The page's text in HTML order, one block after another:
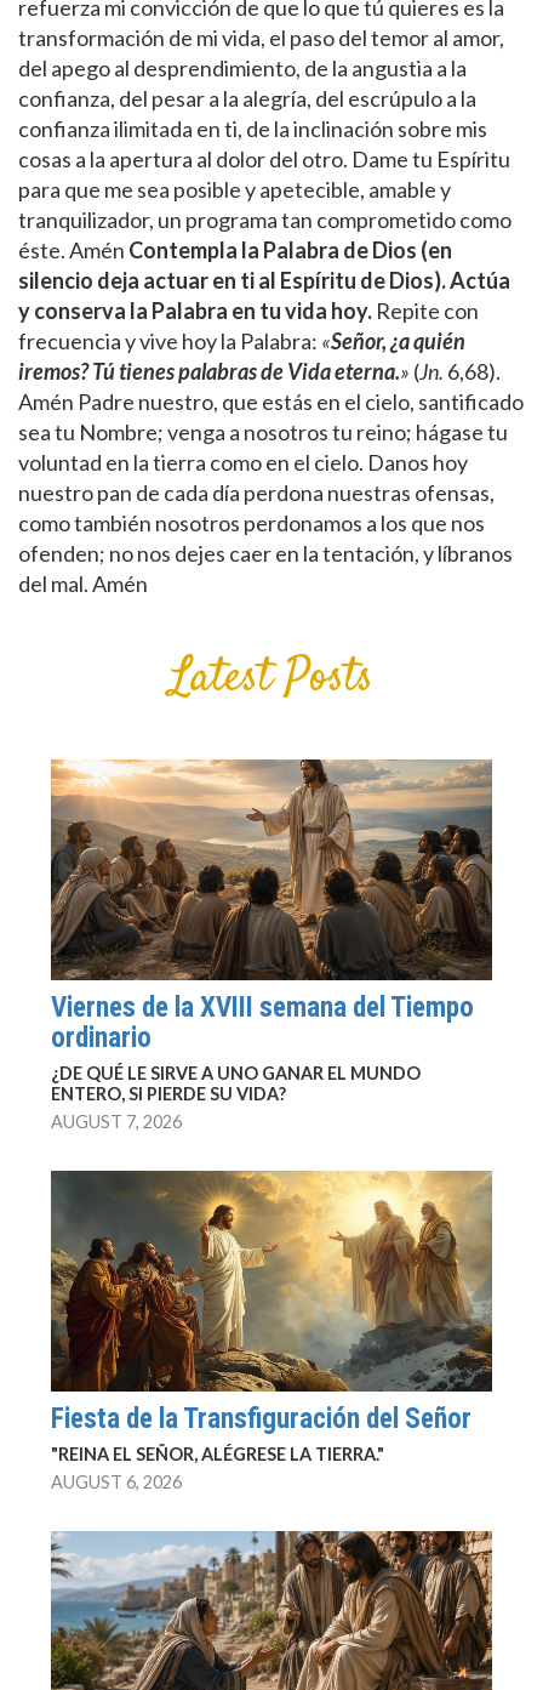
refuerza mi convicción de que lo que tú quieres es la
transformación de mi vida, el paso del temor al amor,
del apego al desprendimiento, de la angustia a la
confianza, del pesar a la alegría, del escrúpulo a la
confianza ilimitada en ti, de la inclinación sobre mis
cosas a la apertura al dolor del otro. Dame tu Espíritu
para que me sea posible y apetecible, amable y
tranquilizador, un programa tan comprometido como
éste. Amén Contempla la Palabra de Dios (en
silencio deja actuar en ti al Espíritu de Dios). Actúa
y conserva la Palabra en tu vida hoy. Repite con
frecuencia y vive hoy la Palabra: «Señor, ¿a quién
iremos? Tú tienes palabras de Vida eterna.» (Jn. 6,68).
Amén Padre nuestro, que estás en el cielo, santificado
sea tu Nombre; venga a nosotros tu reino; hágase tu
voluntad en la tierra como en el cielo. Danos hoy
nuestro pan de cada día perdona nuestras ofensas,
como también nosotros perdonamos a los que nos
ofenden; no nos dejes caer en la tentación, y líbranos
del mal. Amén
Latest Posts
Viernes de la XVIII semana del Tiempo
ordinario
¿DE QUÉ LE SIRVE A UNO GANAR EL MUNDO
ENTERO, SI PIERDE SU VIDA?
AUGUST 7, 2026
Fiesta de la Transfiguración del Señor
"REINA EL SEÑOR, ALÉGRESE LA TIERRA."
AUGUST 6, 2026